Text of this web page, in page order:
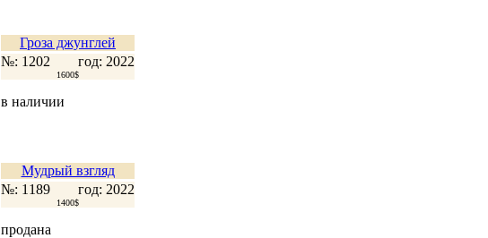
Гроза джунглей
№: 1202
год: 2022
1600$
в наличии
Мудрый взгляд
№: 1189
год: 2022
1400$
продана